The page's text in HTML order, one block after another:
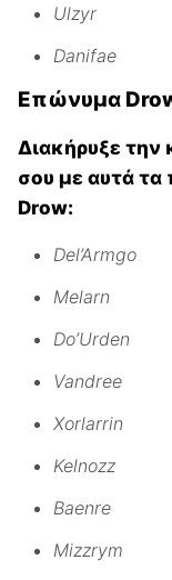
Ulzyr
Danifae
Επώνυμα
Διακήρυξε την
σου με αυτά τα
Drow:
Del’Armgo
Melarn
Do’Urden
Vandree
Xorlarrin
Kelnozz
Baenre
Mizzrym